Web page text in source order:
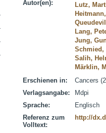
Autor(en):
Lutz,
Lang,
Jung,
Schmied,
Salih,
Märklin,
Erschienen in:
Cancers
Verlagsangabe:
Mdpi
Sprache:
Englisch
Referenz zum
Volltext:
http://